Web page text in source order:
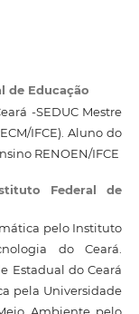
de Educação
-SEDUC Mestre
IFCE). Aluno do
RENOEN/IFCE
Federal de
pelo Instituto
do Ceará.
Estadual do Ceará
pela Universidade